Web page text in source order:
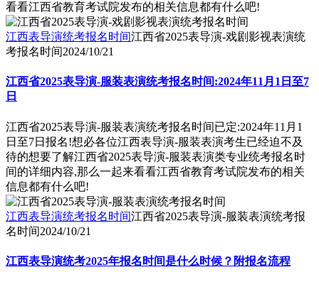
看看江西省教育考试院发布的相关信息都有什么吧!
江西表导演统考报名时间江西省2025表导演-戏剧影视表演统
考报名时间2024/10/21
江西省2025表导演-服装表演统考报名时间:2024年11月1日至7
日
江西省2025表导演-服装表演统考报名时间已定:2024年11月1
日至7日报名!想必各位江西表导演-服装表演考生已经迫不及
待的想要了解江西省2025表导演-服装表演类专业统考报名时
间的详细内容,那么一起来看看江西省教育考试院发布的相关
信息都有什么吧!
江西表导演统考报名时间江西省2025表导演-服装表演统考报
名时间2024/10/21
江西表导演统考2025年报名时间是什么时候？附报名流程